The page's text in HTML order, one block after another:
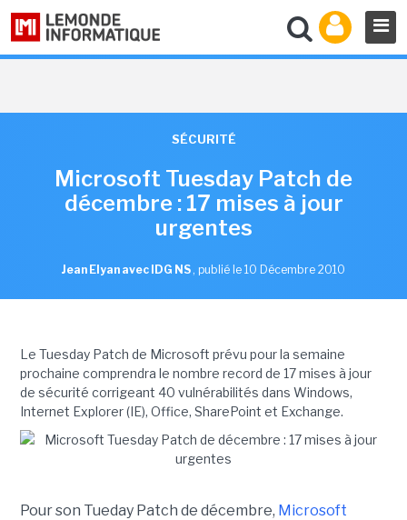
SÉCURITÉ
Microsoft Tuesday Patch de
décembre : 17 mises à jour
urgentes
Jean Elyan avec IDG NS , publié le 10 Décembre 2010
Le Tuesday Patch de Microsoft prévu pour la semaine
prochaine comprendra le nombre record de 17 mises à jour
de sécurité corrigeant 40 vulnérabilités dans Windows,
Internet Explorer (IE), Office, SharePoint et Exchange.
Pour son Tueday Patch de décembre, Microsoft